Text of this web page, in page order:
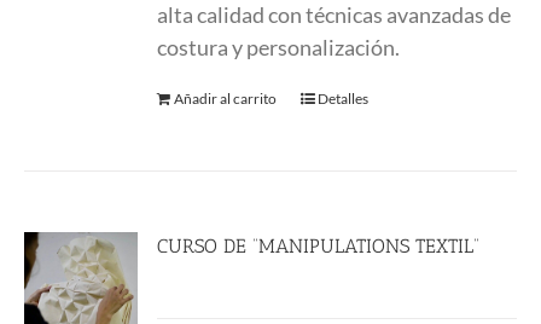
alta calidad con técnicas avanzadas de
costura y personalización.
Añadir al carrito Detalles
CURSO DE “MANIPULATIONS TEXTIL”